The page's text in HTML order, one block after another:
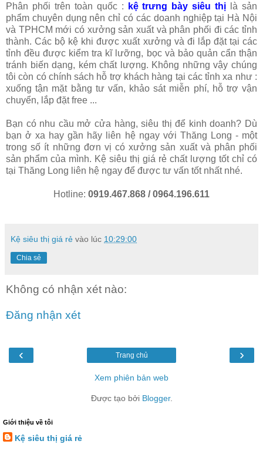
Phân phối trên toàn quốc : kệ trưng bày siêu thị là sản
phẩm chuyên dụng nên chỉ có các doanh nghiệp tại Hà Nội
và TPHCM mới có xưởng sản xuất và phân phối đi các tỉnh
thành. Các bộ kệ khi được xuất xưởng và đi lắp đặt tại các
tỉnh đều được kiểm tra kĩ lưỡng, bọc và bảo quản cẩn thận
tránh biến dạng, kém chất lượng. Không những vậy chúng
tôi còn có chính sách hỗ trợ khách hàng tại các tỉnh xa như :
xuống tận mặt bằng tư vấn, khảo sát miễn phí, hỗ trợ vận
chuyển, lắp đặt free ...
Bạn có nhu cầu mở cửa hàng, siêu thị để kinh doanh? Dù
bạn ở xa hay gần hãy liên hệ ngay với Thăng Long - một
trong số ít những đơn vị có xưởng sản xuất và phân phối
sản phẩm của mình. Kệ siêu thị giá rẻ chất lượng tốt chỉ có
tại Thăng Long liên hệ ngay để được tư vấn tốt nhất nhé.
Hotline: 0919.467.868 / 0964.196.611
Kệ siêu thị giá rẻ vào lúc 10:29:00
Chia sẻ
Không có nhận xét nào:
Đăng nhận xét
‹ ›
Trang chủ
Xem phiên bản web
Được tạo bởi Blogger.
Giới thiệu về tôi
Kệ siêu thị giá rẻ